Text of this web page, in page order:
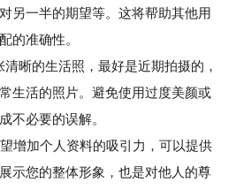
另一半的期望等。这将帮助其他用
的准确性。
晰的生活照，最好是近期拍摄的，
生活的照片。避免使用过度美颜或
不必要的误解。
加个人资料的吸引力，可以提供
示您的整体形象，也是对他人的尊